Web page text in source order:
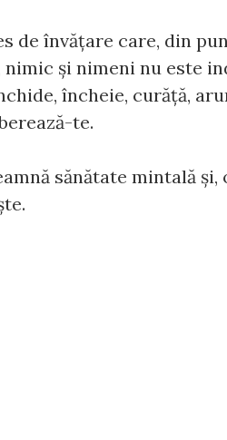
de învăţare care, din
şi nimeni nu este
încheie, curăţă,
te.
sănătate mintală şi,